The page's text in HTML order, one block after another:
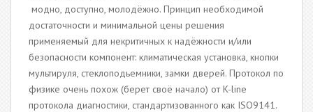
модно, доступно, молодёжно. Принцип необходимой
достаточности и минимальной цены решения
применяемый для некритичных к надёжности и/или
безопасности компонент: климатическая установка, кнопки
мультируля, стеклоподьемники, замки дверей. Протокол по
физике очень похож (берет своё начало) от K-line
протокола диагностики, стандартизованного как ISO9141.